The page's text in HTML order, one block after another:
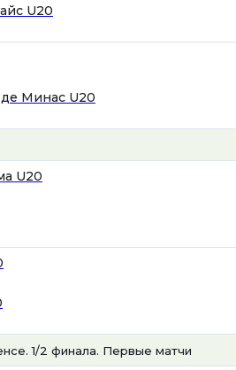
U20
Минас U20
U20
1/2 финала. Первые матчи